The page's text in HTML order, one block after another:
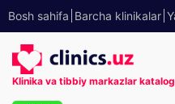
Bosh sahifa Barcha klinikalar
Klinika va tibbiy markazlar